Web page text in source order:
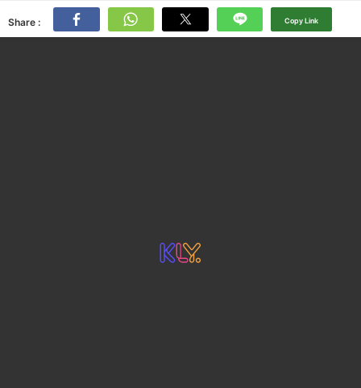
Share : Copy Link